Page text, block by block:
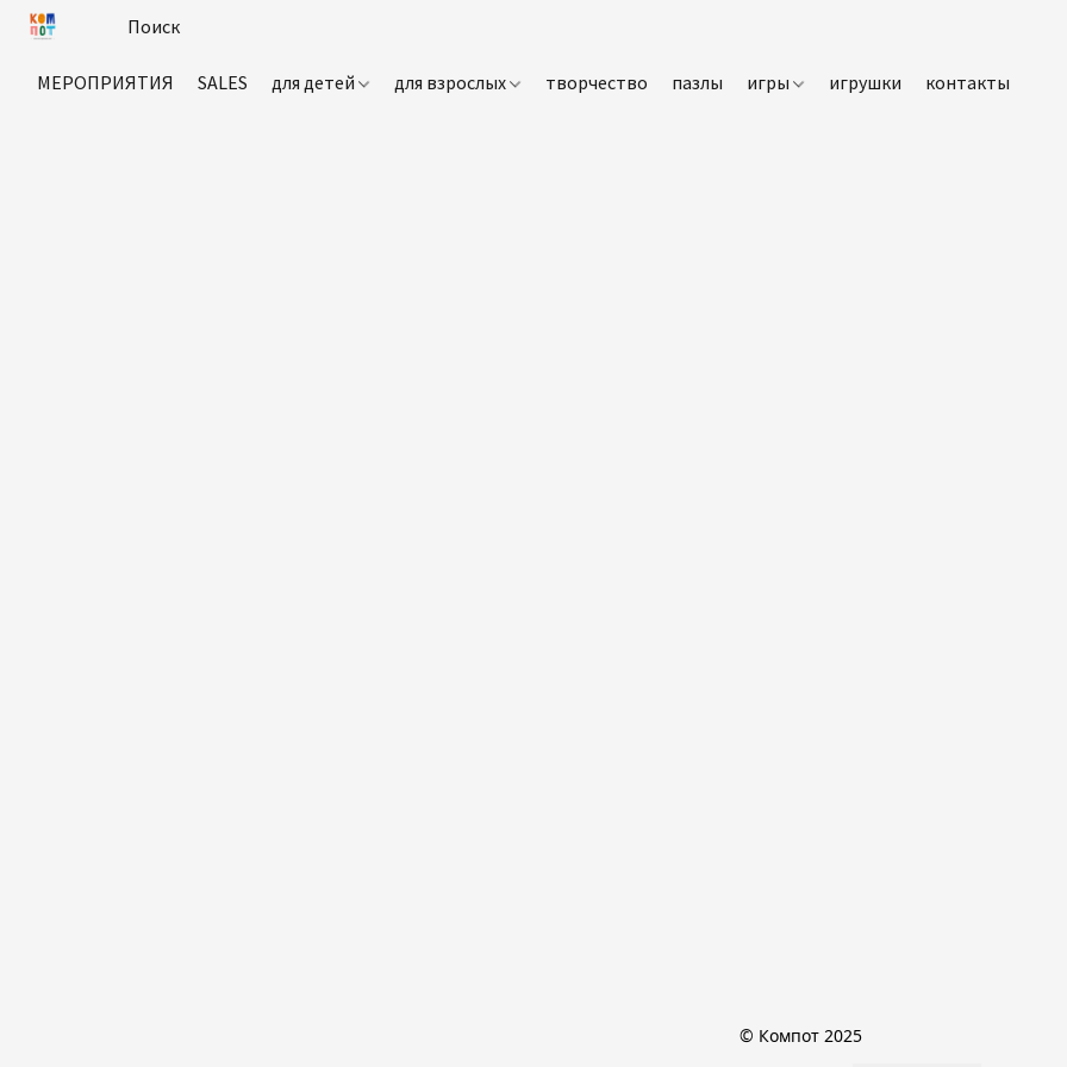
МЕРОПРИЯТИЯ SALES для детей для взрослых творчество пазлы игры игрушки контакты
© Компот 2025